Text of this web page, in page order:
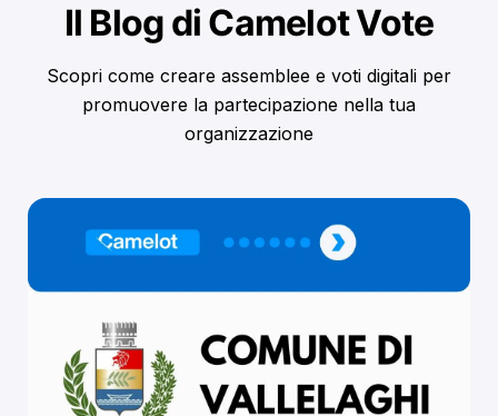
Il Blog di Camelot Vote
Scopri come creare assemblee e voti digitali per
promuovere la partecipazione nella tua
organizzazione